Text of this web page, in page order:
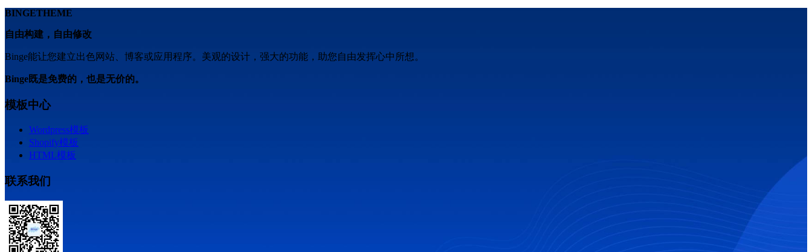
BINGETHEME
自由构建，自由修改
Binge能让您建立出色网站、博客或应用程序。美观的设计，强大的功能，助您自由发挥心中所想。
Binge既是免费的，也是无价的。
模板中心
Wordpress模板
Shopify模板
HTML模板
联系我们